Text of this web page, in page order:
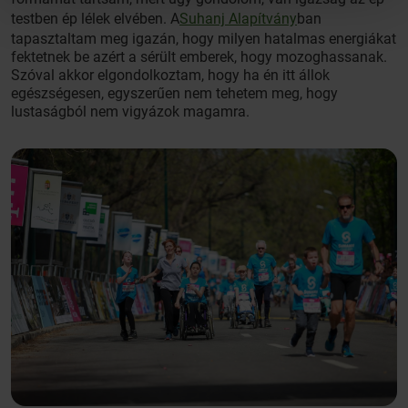
testben ép lélek elvében. ASuhanj Alapítványban
tapasztaltam meg igazán, hogy milyen hatalmas energiákat
fektetnek be azért a sérült emberek, hogy mozoghassanak.
Szóval akkor elgondolkoztam, hogy ha én itt állok
egészségesen, egyszerűen nem tehetem meg, hogy
lustaságból nem vigyázok magamra.